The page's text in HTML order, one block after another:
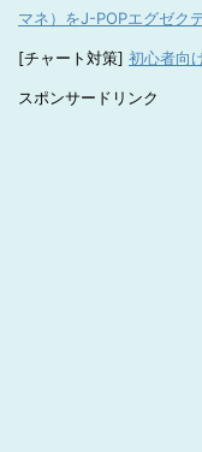
マネ）をJ-POPエグゼク
[チャート対策] 初心者向
スポンサードリンク